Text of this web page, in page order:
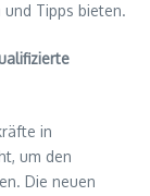
Tipps bieten.
in
um den
Die neuen